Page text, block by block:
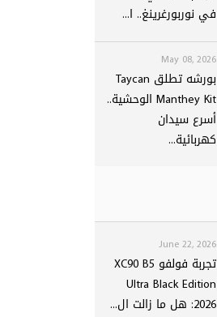
في نوربورغرينغ.. ا...
May 08, 2026
بورشه تطلق Taycan
Manthey Kit الوحشية..
أسرع سيدان
كهربائية...
June 22, 2026
تجربة فولفو XC90 B5
Ultra Black Edition
2026: هل ما زالت ال...